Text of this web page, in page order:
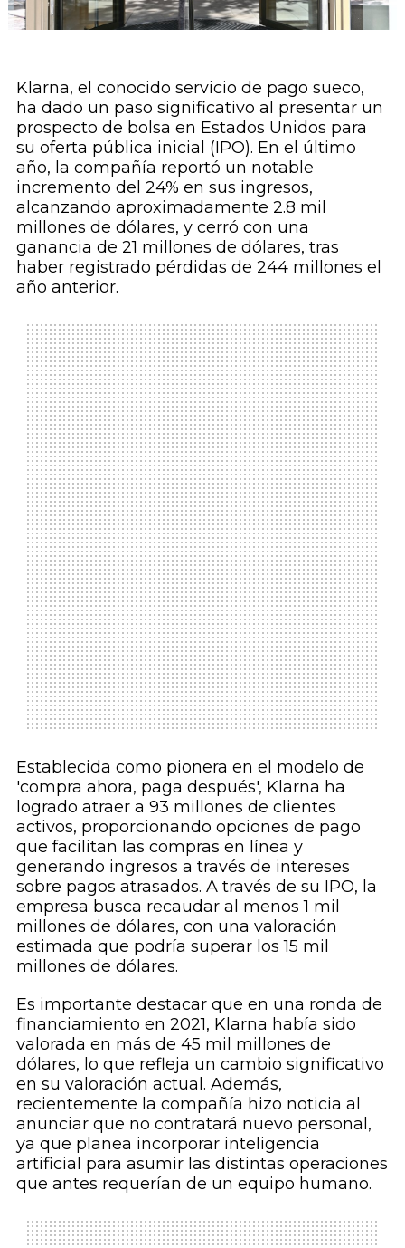
Klarna, el conocido servicio de pago sueco,
ha dado un paso significativo al presentar un
prospecto de bolsa en Estados Unidos para
su oferta pública inicial (IPO). En el último
año, la compañía reportó un notable
incremento del 24% en sus ingresos,
alcanzando aproximadamente 2.8 mil
millones de dólares, y cerró con una
ganancia de 21 millones de dólares, tras
haber registrado pérdidas de 244 millones el
año anterior.
Establecida como pionera en el modelo de
'compra ahora, paga después', Klarna ha
logrado atraer a 93 millones de clientes
activos, proporcionando opciones de pago
que facilitan las compras en línea y
generando ingresos a través de intereses
sobre pagos atrasados. A través de su IPO, la
empresa busca recaudar al menos 1 mil
millones de dólares, con una valoración
estimada que podría superar los 15 mil
millones de dólares.
Es importante destacar que en una ronda de
financiamiento en 2021, Klarna había sido
valorada en más de 45 mil millones de
dólares, lo que refleja un cambio significativo
en su valoración actual. Además,
recientemente la compañía hizo noticia al
anunciar que no contratará nuevo personal,
ya que planea incorporar inteligencia
artificial para asumir las distintas operaciones
que antes requerían de un equipo humano.